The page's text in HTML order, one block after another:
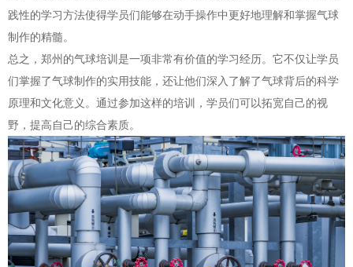
践性的学习方法使得学员们能够在动手操作中更好地理解和掌握气球
制作的精髓。
总之，郑州的气球培训是一项非常有价值的学习经历。它不仅让学员
们掌握了气球制作的实用技能，还让他们深入了解了气球背后的科学
原理和文化意义。通过参加这样的培训，学员们可以拓宽自己的视
野，提高自己的综合素质。